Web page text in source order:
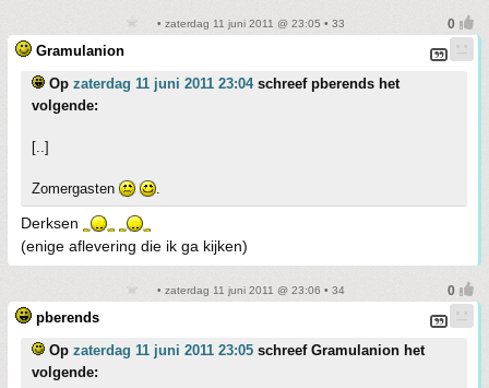
• zaterdag 11 juni 2011 @ 23:05 • 33
Gramulanion
Op zaterdag 11 juni 2011 23:04schreef pberends het
volgende:
[..]
Zomergasten .
Derksen
(enige aflevering die ik ga kijken)
• zaterdag 11 juni 2011 @ 23:06 • 34
pberends
Op zaterdag 11 juni 2011 23:05 schreef Gramulanion het
volgende: